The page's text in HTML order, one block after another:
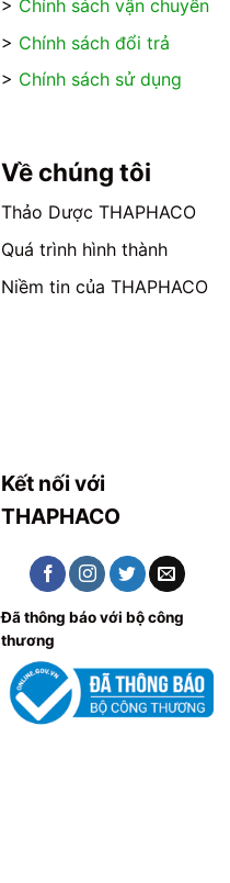
> Chính sách vận chuyển
> Chính sách đổi trả
> Chính sách sử dụng
Về chúng tôi
Thảo Dược THAPHACO
Quá trình hình thành
Niềm tin của THAPHACO
Kết nối với
THAPHACO
Đã thông báo với bộ công
thương